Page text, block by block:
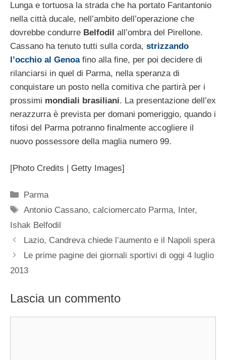
Lunga e tortuosa la strada che ha portato Fantantonio
nella città ducale, nell’ambito dell’operazione che
dovrebbe condurre Belfodil all’ombra del Pirellone.
Cassano ha tenuto tutti sulla corda, strizzando
l’occhio al Genoafino alla fine, per poi decidere di
rilanciarsi in quel di Parma, nella speranza di
conquistare un posto nella comitiva che partirà per i
prossimi mondiali brasiliani. La presentazione dell’ex
nerazzurra è prevista per domani pomeriggio, quando i
tifosi del Parma potranno finalmente accogliere il
nuovo possessore della maglia numero 99.
[Photo Credits | Getty Images]
Categorie
Parma
Tag
Antonio Cassano,calciomercato Parma, Inter,
Ishak Belfodil
Lazio, Candreva chiede l’aumento e il Napoli spera
Le prime pagine dei giornali sportivi di oggi 4 luglio
2013
Lascia un commento